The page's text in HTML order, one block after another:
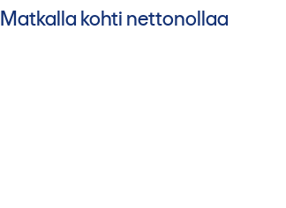
Matkalla kohti nettonollaa